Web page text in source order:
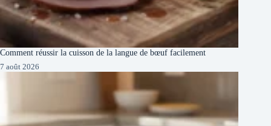
Comment réussir la cuisson de la langue de bœuf facilement
7 août 2026